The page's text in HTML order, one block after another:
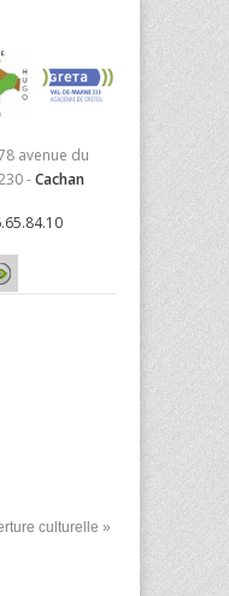
avenue du
-Cachan
culturelle »